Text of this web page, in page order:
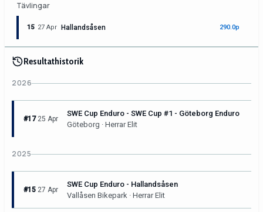
Tävlingar
15 27 Apr Hallandsåsen 290.0p
Resultathistorik
2026
#17 25 Apr
SWE Cup Enduro - SWE Cup #1 - Göteborg Enduro
Göteborg · Herrar Elit
2025
#15 27 Apr
SWE Cup Enduro - Hallandsåsen
Vallåsen Bikepark · Herrar Elit